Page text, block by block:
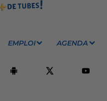
EMPLOI AGENDA